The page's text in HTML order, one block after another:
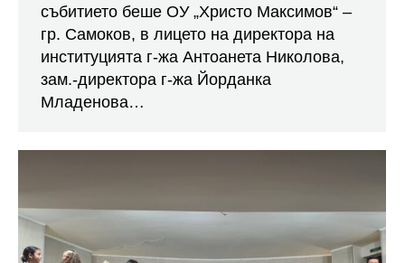
събитието беше ОУ „Христо Максимов“ –
гр. Самоков, в лицето на директора на
институцията г-жа Антоанета Николова,
зам.-директора г-жа Йорданка
Младенова…